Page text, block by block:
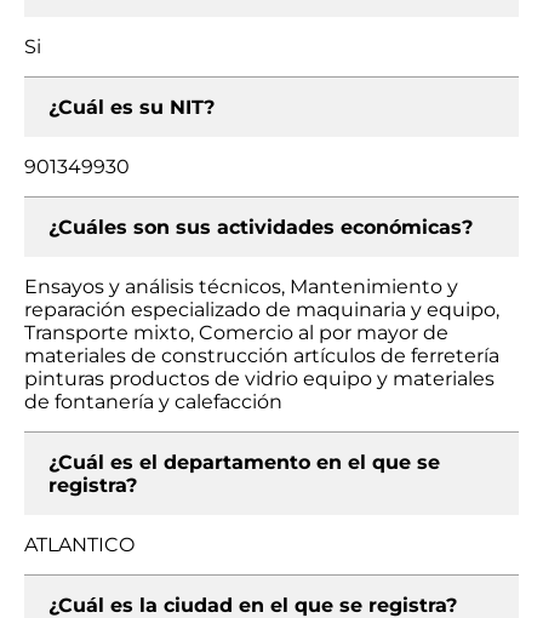
Si
¿Cuál es su NIT?
901349930
¿Cuáles son sus actividades económicas?
Ensayos y análisis técnicos, Mantenimiento y
reparación especializado de maquinaria y equipo,
Transporte mixto, Comercio al por mayor de
materiales de construcción artículos de ferretería
pinturas productos de vidrio equipo y materiales
de fontanería y calefacción
¿Cuál es el departamento en el que se
registra?
ATLANTICO
¿Cuál es la ciudad en el que se registra?